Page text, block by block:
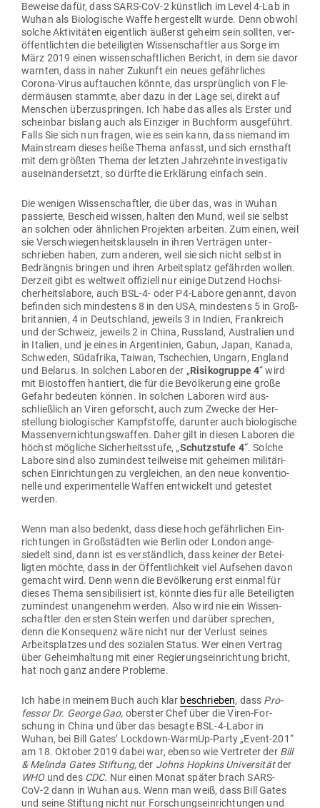
Beweise dafür, dass SARS-CoV‑2 künstlich im Level 4‑Lab in
Wuhan als Bio­lo­gische Waffe her­ge­stellt wurde. Denn obwohl
solche Akti­vi­täten eigentlich äußerst geheim sein sollten, ver­
öf­fent­lichten die betei­ligten Wis­sen­schaftler aus Sorge im
März 2019 einen wis­sen­schaft­lichen Bericht, in dem sie davor
warnten, dass in naher Zukunft ein neues gefähr­liches
Corona-Virus auf­tauchen könnte, das ursprünglich von Fle­
der­mäusen stammte, aber dazu in der Lage sei, direkt auf
Men­schen über­zu­springen. Ich habe das alles als Erster und
scheinbar bislang auch als Ein­ziger in Buchform aus­ge­führt.
Falls Sie sich nun fragen, wie es sein kann, dass niemand im
Main­stream dieses heiße Thema anfasst, und sich ernsthaft
mit dem größten Thema der letzten Jahr­zehnte inves­ti­gativ
aus­ein­an­der­setzt, so dürfte die Erklärung einfach sein.
Die wenigen Wis­sen­schaftler, die über das, was in Wuhan
pas­sierte, Bescheid wissen, halten den Mund, weil sie selbst
an solchen oder ähn­lichen Pro­jekten arbeiten. Zum einen, weil
sie Ver­schwie­gen­heits­klauseln in ihren Ver­trägen unter­
schrieben haben, zum anderen, weil sie sich nicht selbst in
Bedrängnis bringen und ihren Arbeits­platz gefährden wollen.
Derzeit gibt es weltweit offi­ziell nur einige Dutzend Hoch­si­
cher­heits­labore, auch BSL-4- oder P4-Labore genannt, davon
befinden sich min­destens 8 in den USA, min­destens 5 in Groß­
bri­tannien, 4 in Deutschland, jeweils 3 in Indien, Frank­reich
und der Schweiz, jeweils 2 in China, Russland, Aus­tralien und
in Italien, und je eines in Argen­tinien, Gabun, Japan, Kanada,
Schweden, Süd­afrika, Taiwan, Tsche­chien, Ungarn, England
und Belarus. In solchen Laboren der „Risi­ko­gruppe 4“ wird
mit Bio­stoffen han­tiert, die für die Bevöl­kerung eine große
Gefahr bedeuten können. In solchen Laboren wird aus­
schließlich an Viren geforscht, auch zum Zwecke der Her­
stellung bio­lo­gi­scher Kampf­stoffe, dar­unter auch bio­lo­gische
Mas­sen­ver­nich­tungs­waffen. Daher gilt in diesen Laboren die
höchst mög­liche Sicher­heits­stufe, „Schutz­stufe 4“. Solche
Labore sind also zumindest teil­weise mit geheimen mili­tä­ri­
schen Ein­rich­tungen zu ver­gleichen, an den neue kon­ven­tio­
nelle und expe­ri­men­telle Waffen ent­wi­ckelt und getestet
werden.
Wenn man also bedenkt, dass diese hoch gefähr­lichen Ein­
rich­tungen in Groß­städten wie Berlin oder London ange­
siedelt sind, dann ist es ver­ständlich, dass keiner der Betei­
ligten möchte, dass in der Öffent­lichkeit viel Auf­sehen davon
gemacht wird. Denn wenn die Bevöl­kerung erst einmal für
dieses Thema sen­si­bi­li­siert ist, könnte dies für alle Betei­ligten
zumindest unan­genehm werden. Also wird nie ein Wis­sen­
schaftler den ersten Stein werfen und darüber sprechen,
denn die Kon­se­quenz wäre nicht nur der Verlust seines
Arbeits­platzes und des sozialen Status. Wer einen Vertrag
über Geheim­haltung mit einer Regie­rungs­ein­richtung bricht,
hat noch ganz andere Probleme.
Ich habe in meinem Buch auch klar beschrieben, dass Pro­
fessor Dr. George Gao, oberster Chef über die Viren-For­
schung in China und über das besagte BSL-4-Labor in
Wuhan, bei Bill Gates’ Lockdown-WarmUp-Party „Event-201“
am 18. Oktober 2019 dabei war, ebenso wie Ver­treter der Bill
& Melinda Gates Stiftung,der Johns Hopkins Uni­ver­sitätder
WHOund des CDC. Nur einen Monat später brach SARS-
CoV‑2 dann in Wuhan aus. Wenn man weiß, dass Bill Gates
und seine Stiftung nicht nur For­schungs­ein­rich­tungen und